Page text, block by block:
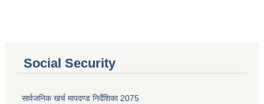
Social Security
सार्वजनिक खर्च मापदण्ड निर्देशिका 2075